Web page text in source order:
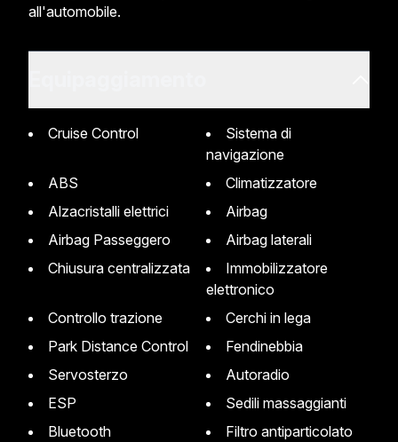
all'automobile.
Cruise Control
Sistema di
navigazione
ABS
Climatizzatore
Alzacristalli elettrici
Airbag
Airbag Passeggero
Airbag laterali
Chiusura centralizzata
Immobilizzatore
elettronico
Controllo trazione
Cerchi in lega
Park Distance Control
Fendinebbia
Servosterzo
Autoradio
ESP
Sedili massaggianti
Bluetooth
Filtro antiparticolato